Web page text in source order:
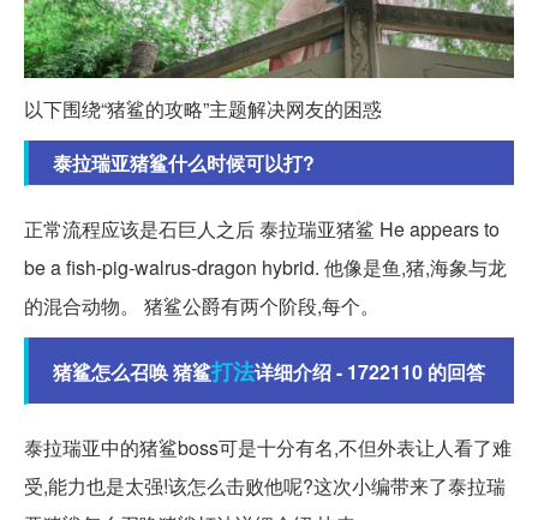
以下围绕“猪鲨的攻略”主题解决网友的困惑
泰拉瑞亚猪鲨什么时候可以打?
正常流程应该是石巨人之后 泰拉瑞亚猪鲨 He appears to
be a fish-pig-walrus-dragon hybrid. 他像是鱼,猪,海象与龙
的混合动物。 猪鲨公爵有两个阶段,每个。
猪鲨怎么召唤 猪鲨打法详细介绍 - 1722110 的回答
泰拉瑞亚中的猪鲨boss可是十分有名,不但外表让人看了难
受,能力也是太强!该怎么击败他呢?这次小编带来了泰拉瑞